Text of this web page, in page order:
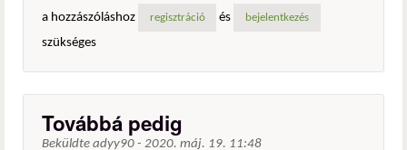
a hozzászóláshoz regisztráció és bejelentkezés
szükséges
Továbbá pedig
Beküldte adyy90 - 2020. máj. 19. 11:48